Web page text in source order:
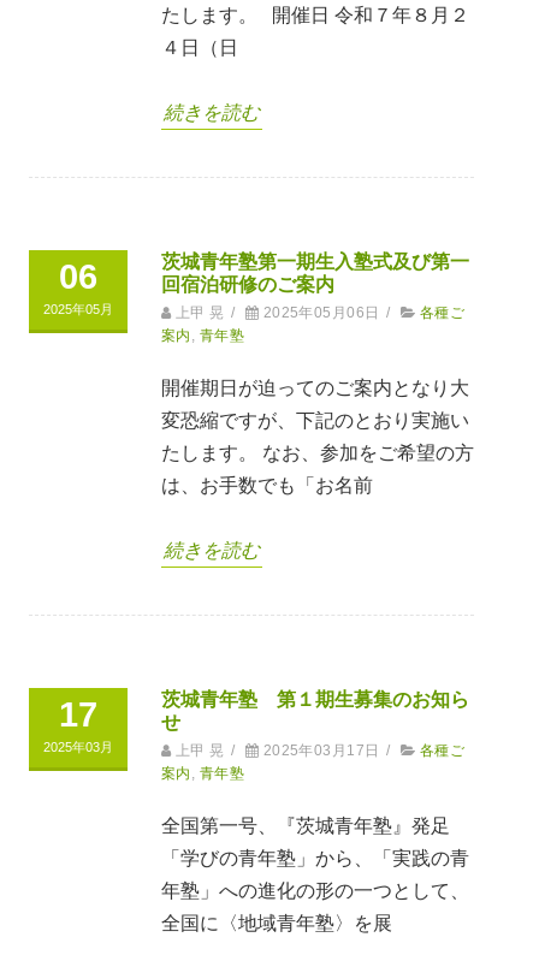
たします。 開催日 令和７年８月２
４日（日
続きを読む
06
2025年05月
茨城青年塾第一期生入塾式及び第一
回宿泊研修のご案内
上甲 晃 / 2025年05月06日 /
各種ご
案内
青年塾
開催期日が迫ってのご案内となり大
変恐縮ですが、下記のとおり実施い
たします。 なお、参加をご希望の方
は、お手数でも「お名前
続きを読む
17
2025年03月
茨城青年塾 第１期生募集のお知ら
せ
上甲 晃 / 2025年03月17日 /
各種ご
案内
青年塾
全国第一号、『茨城青年塾』発足
「学びの青年塾」から、「実践の青
年塾」への進化の形の一つとして、
全国に〈地域青年塾〉を展